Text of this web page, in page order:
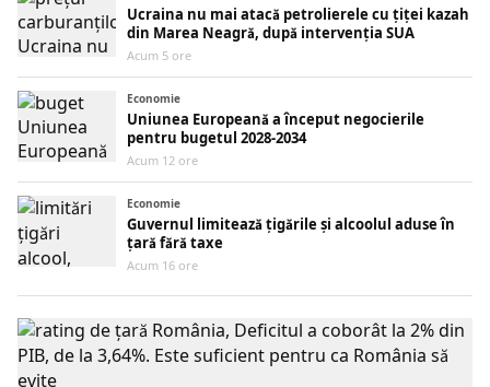
Ucraina nu mai atacă petrolierele cu țiței kazah
din Marea Neagră, după intervenția SUA
Acum 5 ore
Economie
Uniunea Europeană a început negocierile
pentru bugetul 2028-2034
Acum 12 ore
Economie
Guvernul limitează țigările și alcoolul aduse în
țară fără taxe
Acum 16 ore